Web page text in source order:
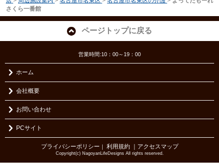
さくら一番館
ページトップに戻る
営業時間:10：00～19：00
ホーム
会社概要
お問い合わせ
PCサイト
プライバシーポリシー ｜ 利用規約 ｜アクセスマップ
Copyright(c) NagoyanLifeDesigns All rights reserved.